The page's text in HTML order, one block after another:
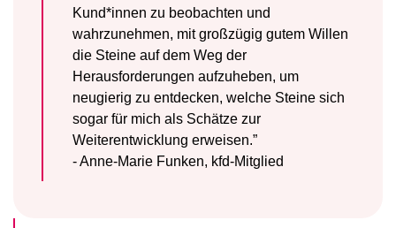
Kund*innen zu beobachten und
wahrzunehmen, mit großzügig gutem Willen
die Steine auf dem Weg der
Herausforderungen aufzuheben, um
neugierig zu entdecken, welche Steine sich
sogar für mich als Schätze zur
Weiterentwicklung erweisen.”
- Anne-Marie Funken, kfd-Mitglied